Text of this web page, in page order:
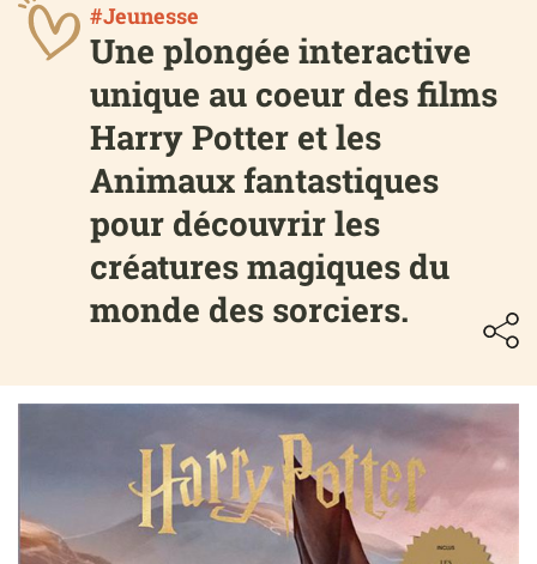
#Jeunesse
Une plongée interactive
unique au coeur des films
Harry Potter et les
Animaux fantastiques
pour découvrir les
créatures magiques du
monde des sorciers.